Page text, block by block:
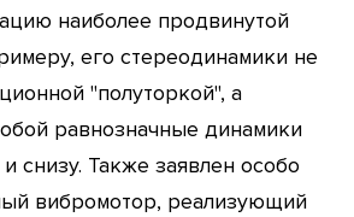
наиболее продвинутой
его стереодинамики не
"полуторкой", а
равнозначные динамики
и снизу. Также заявлен особо
вибромотор, реализующий